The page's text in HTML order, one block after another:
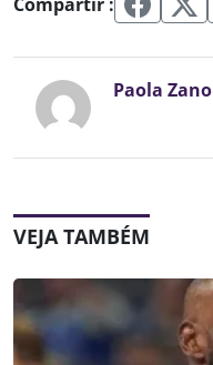
Paola
VEJA TAMBÉM